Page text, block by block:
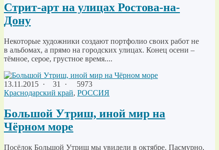
Стрит-арт на улицах Ростова-на-
Дону
Некоторые художники создают портфолио своих работ не
в альбомах, а прямо на городских улицах. Конец осени –
тёмное, серое, грустное время....
13.11.2015 · 31 ·
5973
Краснодарский край, РОССИЯ
Большой Утриш, иной мир на
Чёрном море
Посёлок Большой Утриш мы увидели в октябре. Пасмурно,